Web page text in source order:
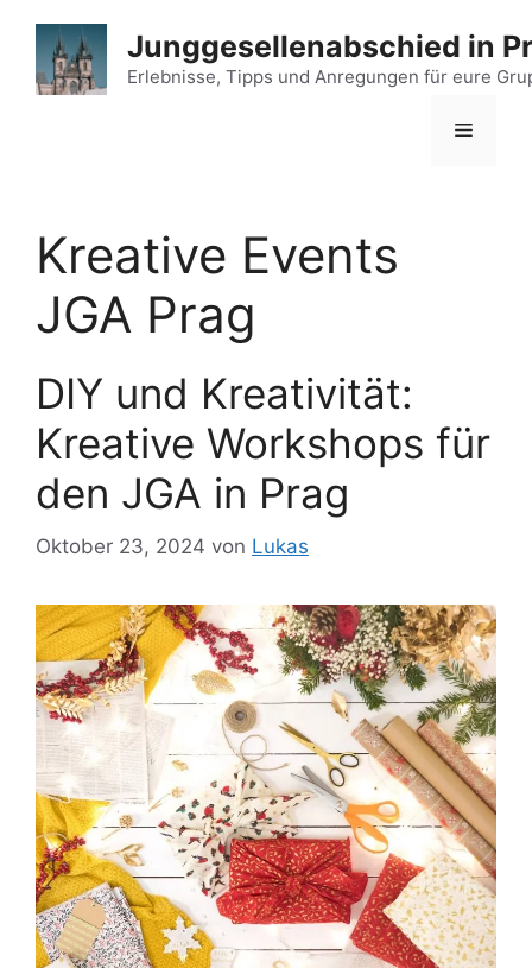
Inhalt
springen
Junggesellenabschied in
Erlebnisse, Tipps und Anregungen für eure
Menü
Kreative Events
JGA Prag
DIY und Kreativität:
Kreative Workshops für
den JGA in Prag
Oktober 23, 2024 von Lukas